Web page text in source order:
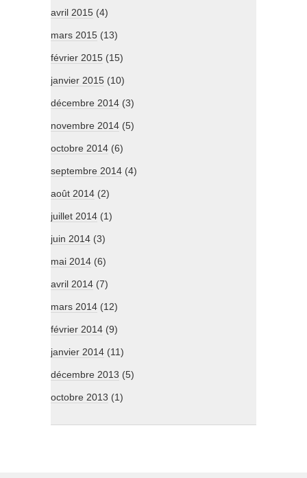
avril 2015 (4)
mars 2015 (13)
février 2015 (15)
janvier 2015 (10)
décembre 2014 (3)
novembre 2014 (5)
octobre 2014 (6)
septembre 2014 (4)
août 2014 (2)
juillet 2014 (1)
juin 2014 (3)
mai 2014 (6)
avril 2014 (7)
mars 2014 (12)
février 2014 (9)
janvier 2014 (11)
décembre 2013 (5)
octobre 2013 (1)